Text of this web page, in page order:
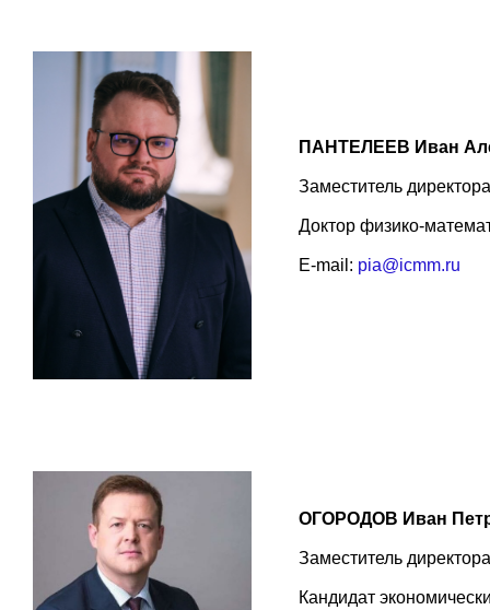
ПАНТЕЛЕЕВ Иван
Заместитель
Доктор физико-
E-mail: pia@icmm.ru
ОГОРОДОВ Иван
Заместитель
Кандидат